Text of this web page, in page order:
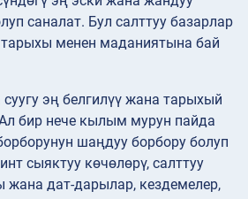
саналат. Бул салттуу базарлар
тарыхы менен маданиятына бай
эң белгилүү жана тарыхый
бир нече кылым мурун пайда
шаңдуу борбору болуп
сыяктуу көчөлөрү, салттуу
жана дат-дарылар, кездемелер,